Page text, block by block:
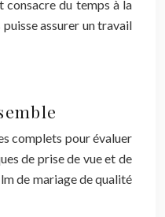
du temps à la
assurer un travail
complets pour évaluer
de prise de vue et de
de mariage de qualité